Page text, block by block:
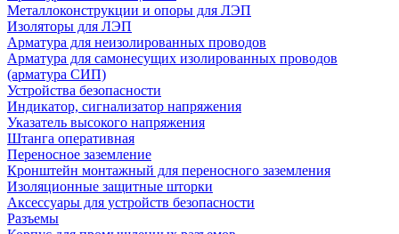
Металлоконструкции и опоры для ЛЭП
Изоляторы для ЛЭП
Арматура для неизолированных проводов
Арматура для самонесущих изолированных проводов
(арматура СИП)
Устройства безопасности
Индикатор, сигнализатор напряжения
Указатель высокого напряжения
Штанга оперативная
Переносное заземление
Кронштейн монтажный для переносного заземления
Изоляционные защитные шторки
Аксессуары для устройств безопасности
Разъемы